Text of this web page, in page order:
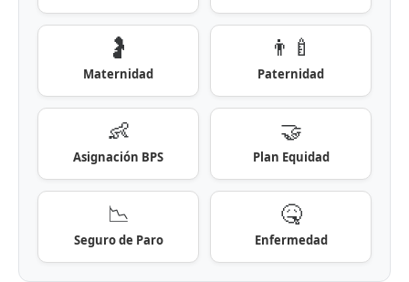
🤰
Maternidad
👨‍🍼
Paternidad
👶
Asignación BPS
🤝
Plan Equidad
📉
Seguro de Paro
🤒
Enfermedad